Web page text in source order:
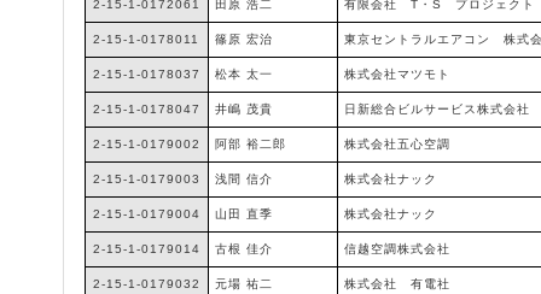
2-15-1-0172061 田原 浩二 有限会社 T・S プロジェクト
2-15-1-0178011 篠原 宏治 東京セントラルエアコン 株式
2-15-1-0178037 松本 太一 株式会社マツモト
2-15-1-0178047 井嶋 茂貴 日新総合ビルサービス株式会社
2-15-1-0179002 阿部 裕二郎 株式会社五心空調
2-15-1-0179003 浅間 信介 株式会社ナック
2-15-1-0179004 山田 直季 株式会社ナック
2-15-1-0179014 古根 佳介 信越空調株式会社
2-15-1-0179032 元場 祐二 株式会社 有電社